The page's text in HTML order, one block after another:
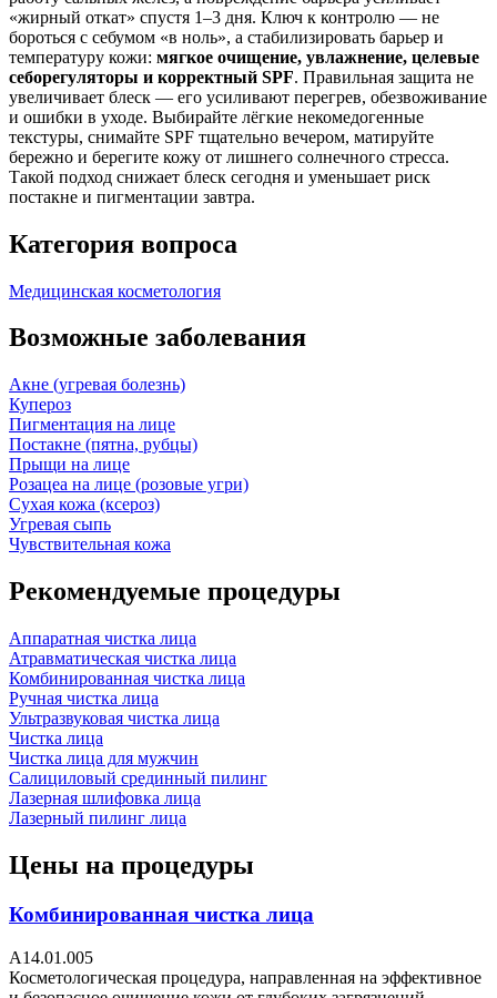
«жирный откат» спустя 1–3 дня. Ключ к контролю — не
бороться с себумом «в ноль», а стабилизировать барьер и
температуру кожи: мягкое очищение, увлажнение, целевые
себорегуляторы и корректный SPF. Правильная защита не
увеличивает блеск — его усиливают перегрев, обезвоживание
и ошибки в уходе. Выбирайте лёгкие некомедогенные
текстуры, снимайте SPF тщательно вечером, матируйте
бережно и берегите кожу от лишнего солнечного стресса.
Такой подход снижает блеск сегодня и уменьшает риск
постакне и пигментации завтра.
Категория вопроса
Медицинская косметология
Возможные заболевания
Акне (угревая болезнь)
Купероз
Пигментация на лице
Постакне (пятна, рубцы)
Прыщи на лице
Розацеа на лице (розовые угри)
Сухая кожа (ксероз)
Угревая сыпь
Чувствительная кожа
Рекомендуемые процедуры
Аппаратная чистка лица
Атравматическая чистка лица
Комбинированная чистка лица
Ручная чистка лица
Ультразвуковая чистка лица
Чистка лица
Чистка лица для мужчин
Салициловый срединный пилинг
Лазерная шлифовка лица
Лазерный пилинг лица
Цены на процедуры
Комбинированная чистка лица
А14.01.005
Косметологическая процедура, направленная на эффективное